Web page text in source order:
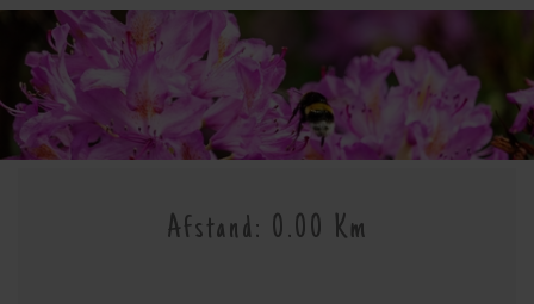
Afstand: 0.00 Km